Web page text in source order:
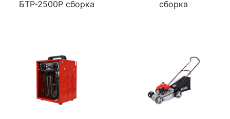
БТР-2500Р сборка
сборка